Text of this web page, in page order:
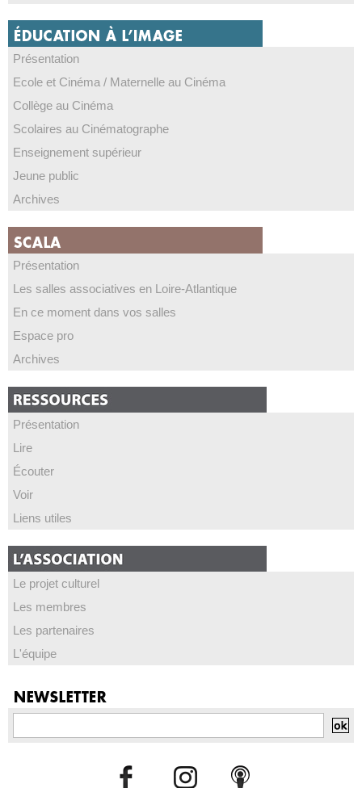
Présentation
Ecole et Cinéma / Maternelle au Cinéma
Collège au Cinéma
Scolaires au Cinématographe
Enseignement supérieur
Jeune public
Archives
Présentation
Les salles associatives en Loire-Atlantique
En ce moment dans vos salles
Espace pro
Archives
Présentation
Lire
Écouter
Voir
Liens utiles
Le projet culturel
Les membres
Les partenaires
L'équipe